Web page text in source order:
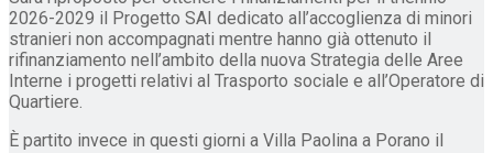
2026-2029 il Progetto SAI dedicato all’accoglienza di minori
stranieri non accompagnati mentre hanno già ottenuto il
rifinanziamento nell’ambito della nuova Strategia delle Aree
Interne i progetti relativi al Trasporto sociale e all’Operatore di
Quartiere.
È partito invece in questi giorni a Villa Paolina a Porano il